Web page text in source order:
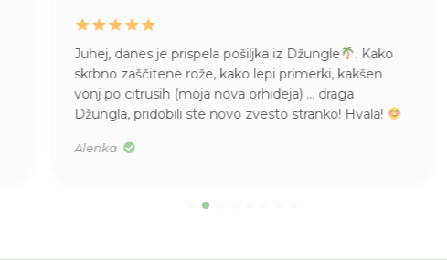
Juhej, danes je prispela pošiljka iz Džungle
. Kako
skrbno zaščitene rože, kako lepi primerki, kakšen
vonj po citrusih (moja nova orhideja) … draga
Džungla, pridobili ste novo zvesto stranko! Hvala!
Alenka